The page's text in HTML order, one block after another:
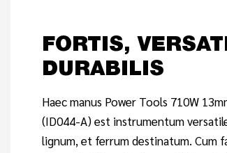
FORTIS,
DURABILIS
Haec manus Power Tools 710W
(ID044-A) est instrumentum
lignum, et ferrum destinatum. Cum